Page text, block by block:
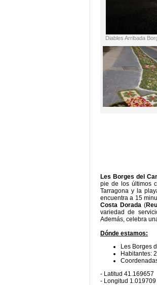
Diables Arribada
Les Borges del
pie de los últimos
Tarragona y la
encuentra a 15
Costa Dorada (
variedad de
Además, celebra
Dónde estamos:
Les Borges
Habitantes:
- Latitud 41.169657
- Longitud 1.019709